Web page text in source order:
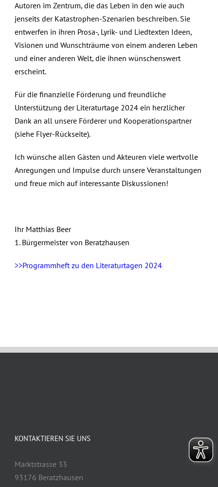
Autoren im Zentrum, die das Leben in den wie auch
jenseits der Katastrophen-Szenarien beschreiben. Sie
entwerfen in ihren Prosa-, Lyrik- und Liedtexten Ideen,
Visionen und Wunschträume von einem anderen Leben
und einer anderen Welt, die ihnen wünschenswert
erscheint.
Für die finanzielle Förderung und freundliche
Unterstützung der Literaturtage 2024 ein herzlicher
Dank an all unsere Förderer und Kooperationspartner
(siehe Flyer-Rückseite).
Ich wünsche allen Gästen und Akteuren viele wertvolle
Anregungen und Impulse durch unsere Veranstaltungen
und freue mich auf interessante Diskussionen!
Ihr Matthias Beer
1. Bürgermeister von Beratzhausen
>>Programmheft zu den Literaturtagen 2024
KONTAKTIEREN SIE UNS
Marktstrasse 33
93176 Beratzhausen